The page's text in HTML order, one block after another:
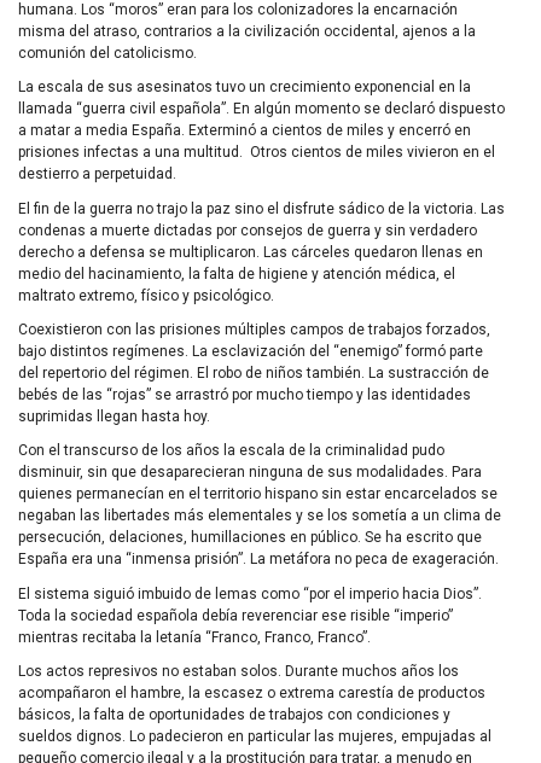
humana. Los “moros” eran para los colonizadores la encarnación
misma del atraso, contrarios a la civilización occidental, ajenos a la
comunión del catolicismo.
La escala de sus asesinatos tuvo un crecimiento exponencial en la
llamada “guerra civil española”. En algún momento se declaró dispuesto
a matar a media España. Exterminó a cientos de miles y encerró en
prisiones infectas a una multitud. Otros cientos de miles vivieron en el
destierro a perpetuidad.
El fin de la guerra no trajo la paz sino el disfrute sádico de la victoria. Las
condenas a muerte dictadas por consejos de guerra y sin verdadero
derecho a defensa se multiplicaron. Las cárceles quedaron llenas en
medio del hacinamiento, la falta de higiene y atención médica, el
maltrato extremo, físico y psicológico.
Coexistieron con las prisiones múltiples campos de trabajos forzados,
bajo distintos regímenes. La esclavización del “enemigo” formó parte
del repertorio del régimen. El robo de niños también. La sustracción de
bebés de las “rojas” se arrastró por mucho tiempo y las identidades
suprimidas llegan hasta hoy.
Con el transcurso de los años la escala de la criminalidad pudo
disminuir, sin que desaparecieran ninguna de sus modalidades. Para
quienes permanecían en el territorio hispano sin estar encarcelados se
negaban las libertades más elementales y se los sometía a un clima de
persecución, delaciones, humillaciones en público. Se ha escrito que
España era una “inmensa prisión”. La metáfora no peca de exageración.
El sistema siguió imbuido de lemas como “por el imperio hacia Dios”.
Toda la sociedad española debía reverenciar ese risible “imperio”
mientras recitaba la letanía “Franco, Franco, Franco”.
Los actos represivos no estaban solos. Durante muchos años los
acompañaron el hambre, la escasez o extrema carestía de productos
básicos, la falta de oportunidades de trabajos con condiciones y
sueldos dignos. Lo padecieron en particular las mujeres, empujadas al
pequeño comercio ilegal y a la prostitución para tratar, a menudo en